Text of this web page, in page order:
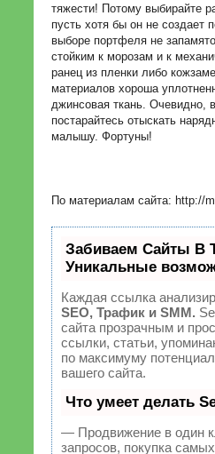
тяжести! Потому выбирайте
пусть хотя бы он не создает
выборе портфеля не
стойким к морозам и к
ранец из пленки либо
материалов хороша
джинсовая ткань. Очевидно,
постарайтесь отыскать
малышу. Фортуны!
По материалам сайта: http://
Забиваем Сайты
Уникальные
Каждая ссылка
SEO, Трафик и SMM.
сайта прозрачным и
ссылки, статьи,
по максимуму
вашего сайта.
Что умеет делать
— Продвижение в один
запросов, покупка